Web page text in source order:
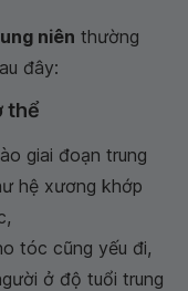
niên thường
đây:
thể
giai đoạn trung
hệ xương khớp
tóc cũng yếu đi,
ở độ tuổi trung